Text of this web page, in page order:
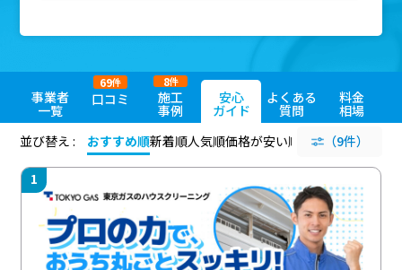
事業者
一覧
口コミ
69件
施工
事例
8件
安心
ガイド
よくある
質問
料金
相場
並び替え :
おすすめ順新着順人気順価格が安い順 評価が高い順
（9件）
1